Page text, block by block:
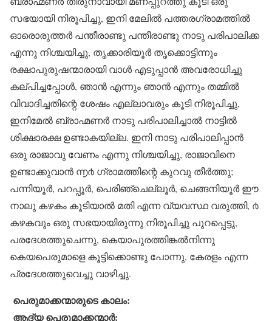
സഭയായി നിരൂപിച്ചു, ഇനി മേലിൽ പത്തരഗ്രാമത്തിൽ
ഓരൊരുത്തർ പന്തീരാണ്ടു പന്തീരാണ്ടു നാടു പരിപാലിക്ക
എന്നു നിശ്ചയിച്ചു, തൃക്കാരിയൂർ തൃക്കൊട്ടിന്നും
രക്ഷാപുരുഷന്മാരായി വാൾ എടുപ്പാൻ അവരോധിച്ചു
കല്പിച്ചപ്പോൾ, ഞാൻ എന്നും ഞാൻ എന്നും തമ്മിൽ
വിവാദിച്ചതിന്റെ ശേഷം എല്ലാവരും കൂടി നിരൂപിച്ചു,
ഇനിമേൽ ബ്രാഹ്മണർ നാടു പരിപാലിച്ചാൽ നാട്ടിൽ
ശിക്ഷാരക്ഷ ഉണ്ടാകയില്ല. ഇനി നാടു പരിപാലിപ്പാൻ
ഒരു രാജാവു വേണം എന്നു നിശ്ചയിച്ചു, രാജാവിനെ
ഉണ്ടാക്കുവാൻ ൬൪ ഗ്രാമത്തിന്റെ കുറവു തീർത്തു;
പന്നിയൂർ, പറപ്പൂർ, പെരിഞ്ചെല്ലൂർ, ചെങ്ങനിയൂർ ഈ
നാലു കഴകം കൂടിയാൽ മതി എന്ന വ്യവസ്ഥ വരുത്തി, ൪
കഴകവും ഒരു സഭയായിരുന്നു നിരൂപിച്ചു പുറപ്പെട്ടു,
പരദേശത്തുചെന്നു, കെയാപുരത്തിങ്കൽനിന്നു
കെയപെരുമാളെ കൂട്ടിക്കൊണ്ടു പോന്നു, കേരളം എന്ന
പ്രദേശത്തുവെച്ചു വാഴിച്ചു.
പെരുമാക്കന്മാരുടെ കാലം:
ആദ്യ പെരുമാക്കന്മാർ: